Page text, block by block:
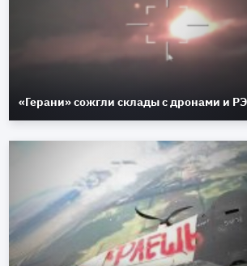
«Герани» сожгли склады с дронами и